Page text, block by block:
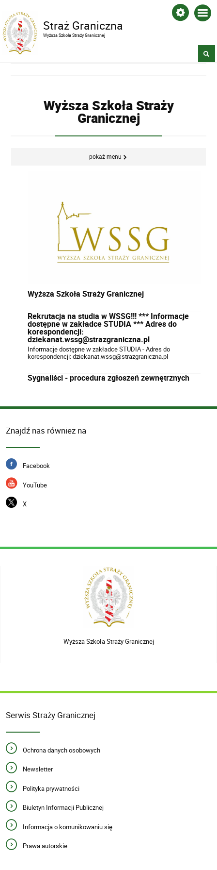
Straż Graniczna
Wyższa Szkoła Straży Granicznej
Wyższa Szkoła Straży
Granicznej
pokaż menu
Wyższa Szkoła Straży Granicznej
Rekrutacja na studia w WSSG!!! *** Informacje
dostępne w zakładce STUDIA *** Adres do
korespondencji:
dziekanat.wssg@strazgraniczna.pl
Informacje dostępne w zakładce STUDIA - Adres do
korespondencji: dziekanat.wssg@strazgraniczna.pl
Sygnaliści - procedura zgłoszeń zewnętrznych
Znajdź nas również na
Facebook
YouTube
X
Wyższa Szkoła Straży Granicznej
Serwis Straży Granicznej
Ochrona danych osobowych
Newsletter
Polityka prywatności
Biuletyn Informacji Publicznej
Informacja o komunikowaniu się
Prawa autorskie